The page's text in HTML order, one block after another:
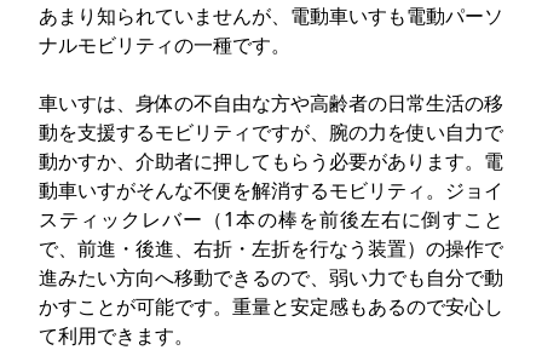
あまり知られていませんが、電動車いすも電動パーソ
ナルモビリティの一種です。
車いすは、身体の不自由な方や高齢者の日常生活の移
動を支援するモビリティですが、腕の力を使い自力で
動かすか、介助者に押してもらう必要があります。電
動車いすがそんな不便を解消するモビリティ。ジョイ
スティックレバー（1本の棒を前後左右に倒すこと
で、前進・後進、右折・左折を行なう装置）の操作で
進みたい方向へ移動できるので、弱い力でも自分で動
かすことが可能です。重量と安定感もあるので安心し
て利用できます。